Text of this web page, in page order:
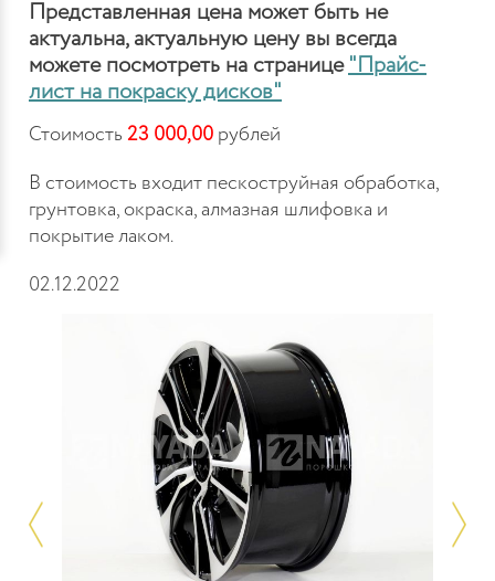
Представленная цена может быть не
актуальна, актуальную цену вы всегда
можете посмотреть на странице "Прайс-
лист на покраску дисков"
Стоимость 23 000,00 рублей
В стоимость входит пескоструйная обработка,
грунтовка, окраска, алмазная шлифовка и
покрытие лаком.
02.12.2022